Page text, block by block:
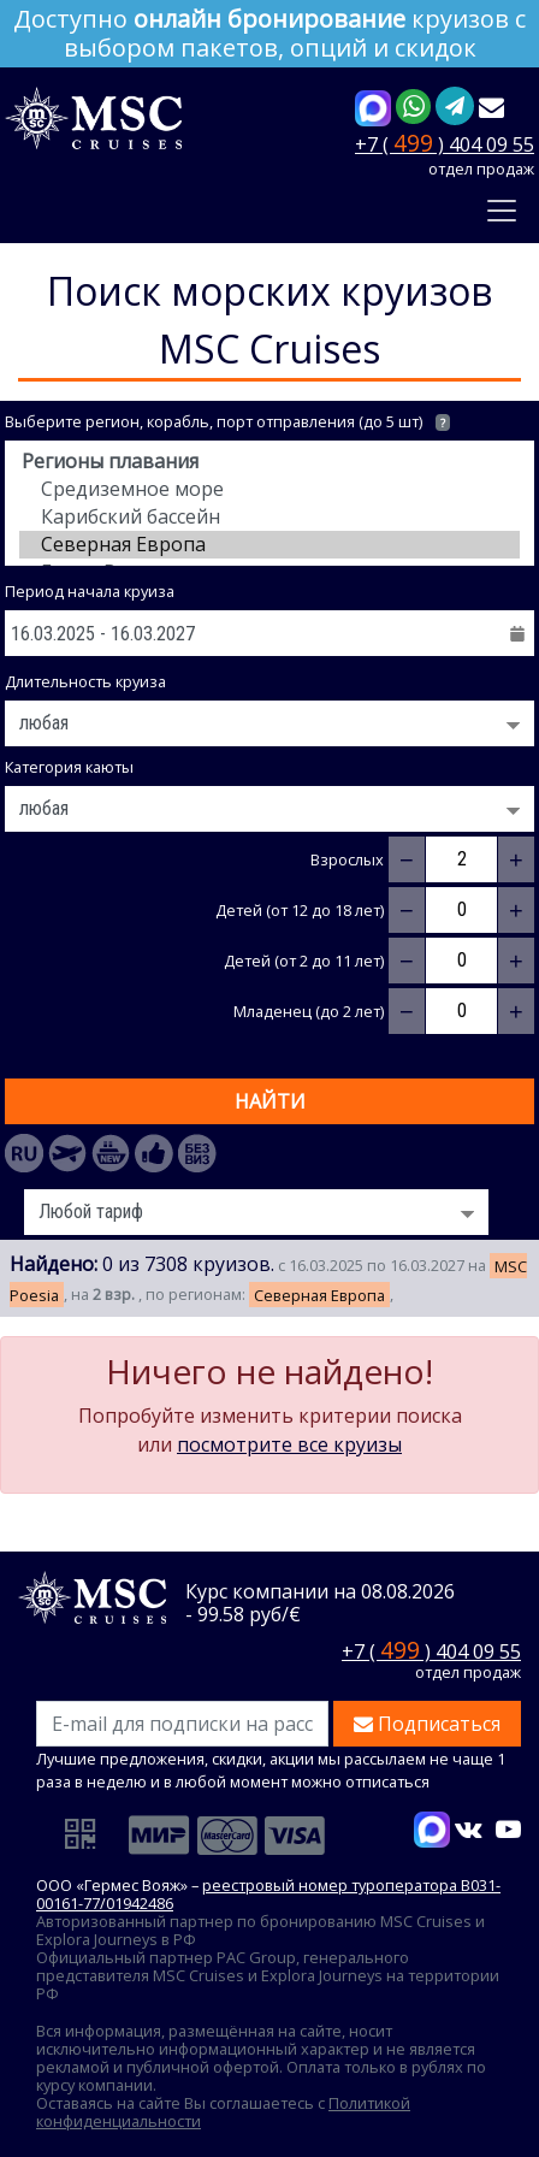
Доступно онлайн бронирование круизов с
выбором пакетов, опций и скидок
+7 ( 499 ) 404 09 55
отдел продаж
Поиск морских круизов
MSC Cruises
Выберите регион, корабль, порт отправления (до 5 шт) ?
Период начала круиза
Длительность круиза
Категория каюты
Взрослых − +
Детей (от 12 до 18 лет) − +
Детей (от 2 до 11 лет) − +
Младенец (до 2 лет) − +
НАЙТИ
Найдено:0 из 7308 круизов. с 16.03.2025 по 16.03.2027 на MSC
Poesia , на 2 взр. , по регионам: Северная Европа ,
Ничего не найдено!
Попробуйте изменить критерии поиска
или посмотрите все круизы
Курс компании на 08.08.2026
- 99.58 руб/€
+7 ( 499 ) 404 09 55
отдел продаж
Подписаться
Лучшие предложения, скидки, акции мы рассылаем не чаще 1
раза в неделю и в любой момент можно отписаться
ООО «Гермес Вояж» –реестровый номер туроператора В031-
00161-77/01942486
Авторизованный партнер по бронированию MSC Cruises и
Explora Journeys в РФ
Официальный партнер PAC Group, генерального
представителя MSC Cruises и Explora Journeys на территории
РФ
Вся информация, размещённая на сайте, носит
исключительно информационный характер и не является
рекламой и публичной офертой. Оплата только в рублях по
курсу компании.
Оставаясь на сайте Вы соглашаетесь с Политикой
конфиденциальности